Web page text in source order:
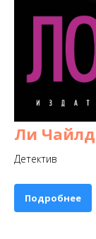
Ли
Детектив
Подробнее